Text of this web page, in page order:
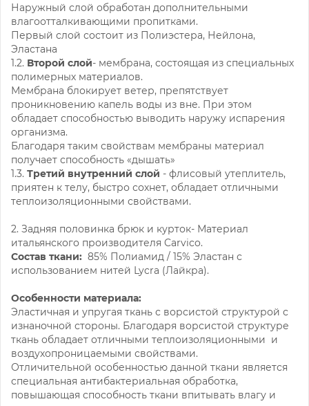
Наружный слой обработан дополнительными
влагоотталкивающими пропитками.
Первый слой состоит из Полиэстера, Нейлона,
Эластана
1.2. Второй слой- мембрана, состоящая из специальных
полимерных материалов.
Мембрана блокирует ветер, препятствует
проникновению капель воды из вне. При этом
обладает способностью выводить наружу испарения
организма.
Благодаря таким свойствам мембраны материал
получает способность «дышать»
1.3. Третий внутренний слой - флисовый утеплитель,
приятен к телу, быстро сохнет, обладает отличными
теплоизоляционными свойствами.
2. Задняя половинка брюк и курток- Материал
итальянского производителя Carvico.
Состав ткани: 85% Полиамид / 15% Эластан с
использованием нитей Lycra (Лайкра).
Особенности материала:
Эластичная и упругая ткань с ворсистой структурой с
изнаночной стороны. Благодаря ворсистой структуре
ткань обладает отличными теплоизоляционными и
воздухопроницаемыми свойствами.
Отличительной особенностью данной ткани является
специальная антибактериальная обработка,
повышающая способность ткани впитывать влагу и